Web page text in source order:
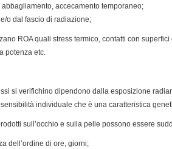
accecamento temporaneo;
o dal fascio di radiazione;
ROA quali stress termico, contatti con
potenza etc.
si verifichino dipendono dalla esposizione
individuale che è una caratteristica
sull’occhio e sulla pelle possono essere
dell’ordine di ore, giorni;